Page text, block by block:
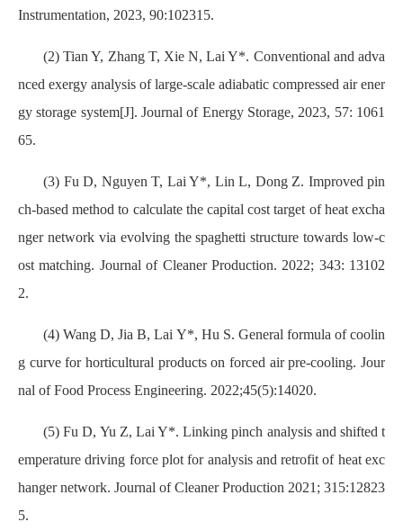
Instrumentation, 2023, 90:102315.
(2) Tian Y, Zhang T, Xie N, Lai Y*. Conventional and adva
nced exergy analysis of large-scale adiabatic compressed air ener
gy storage system[J]. Journal of Energy Storage, 2023, 57: 1061
65.
(3) Fu D, Nguyen T, Lai Y*, Lin L, Dong Z. Improved pin
ch-based method to calculate the capital cost target of heat excha
nger network via evolving the spaghetti structure towards low-c
ost matching. Journal of Cleaner Production. 2022; 343: 13102
2.
(4) Wang D, Jia B, Lai Y*, Hu S. General formula of coolin
g curve for horticultural products on forced air pre‐cooling. Jour
nal of Food Process Engineering. 2022;45(5):14020.
(5) Fu D, Yu Z, Lai Y*. Linking pinch analysis and shifted t
emperature driving force plot for analysis and retrofit of heat exc
hanger network. Journal of Cleaner Production 2021; 315:12823
5.